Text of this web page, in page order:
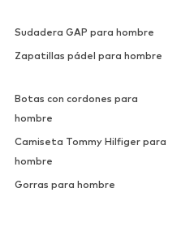
Sudadera GAP para hombre
Zapatillas pádel para hombre
Botas con cordones para
hombre
Camiseta Tommy Hilfiger para
hombre
Gorras para hombre